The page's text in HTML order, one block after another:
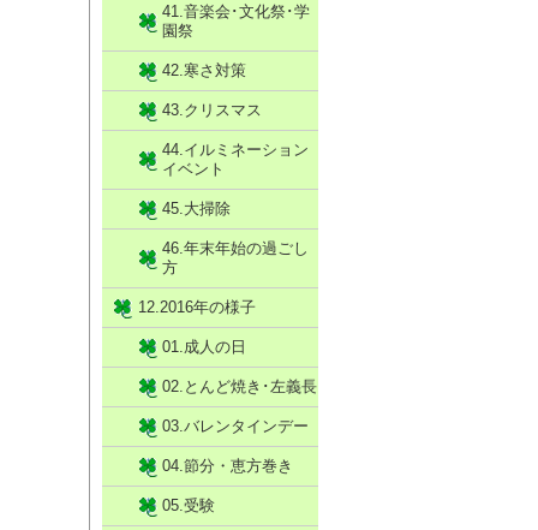
41.音楽会･文化祭･学
園祭
42.寒さ対策
43.クリスマス
44.イルミネーション
イベント
45.大掃除
46.年末年始の過ごし
方
12.2016年の様子
01.成人の日
02.とんど焼き･左義長
03.バレンタインデー
04.節分・恵方巻き
05.受験